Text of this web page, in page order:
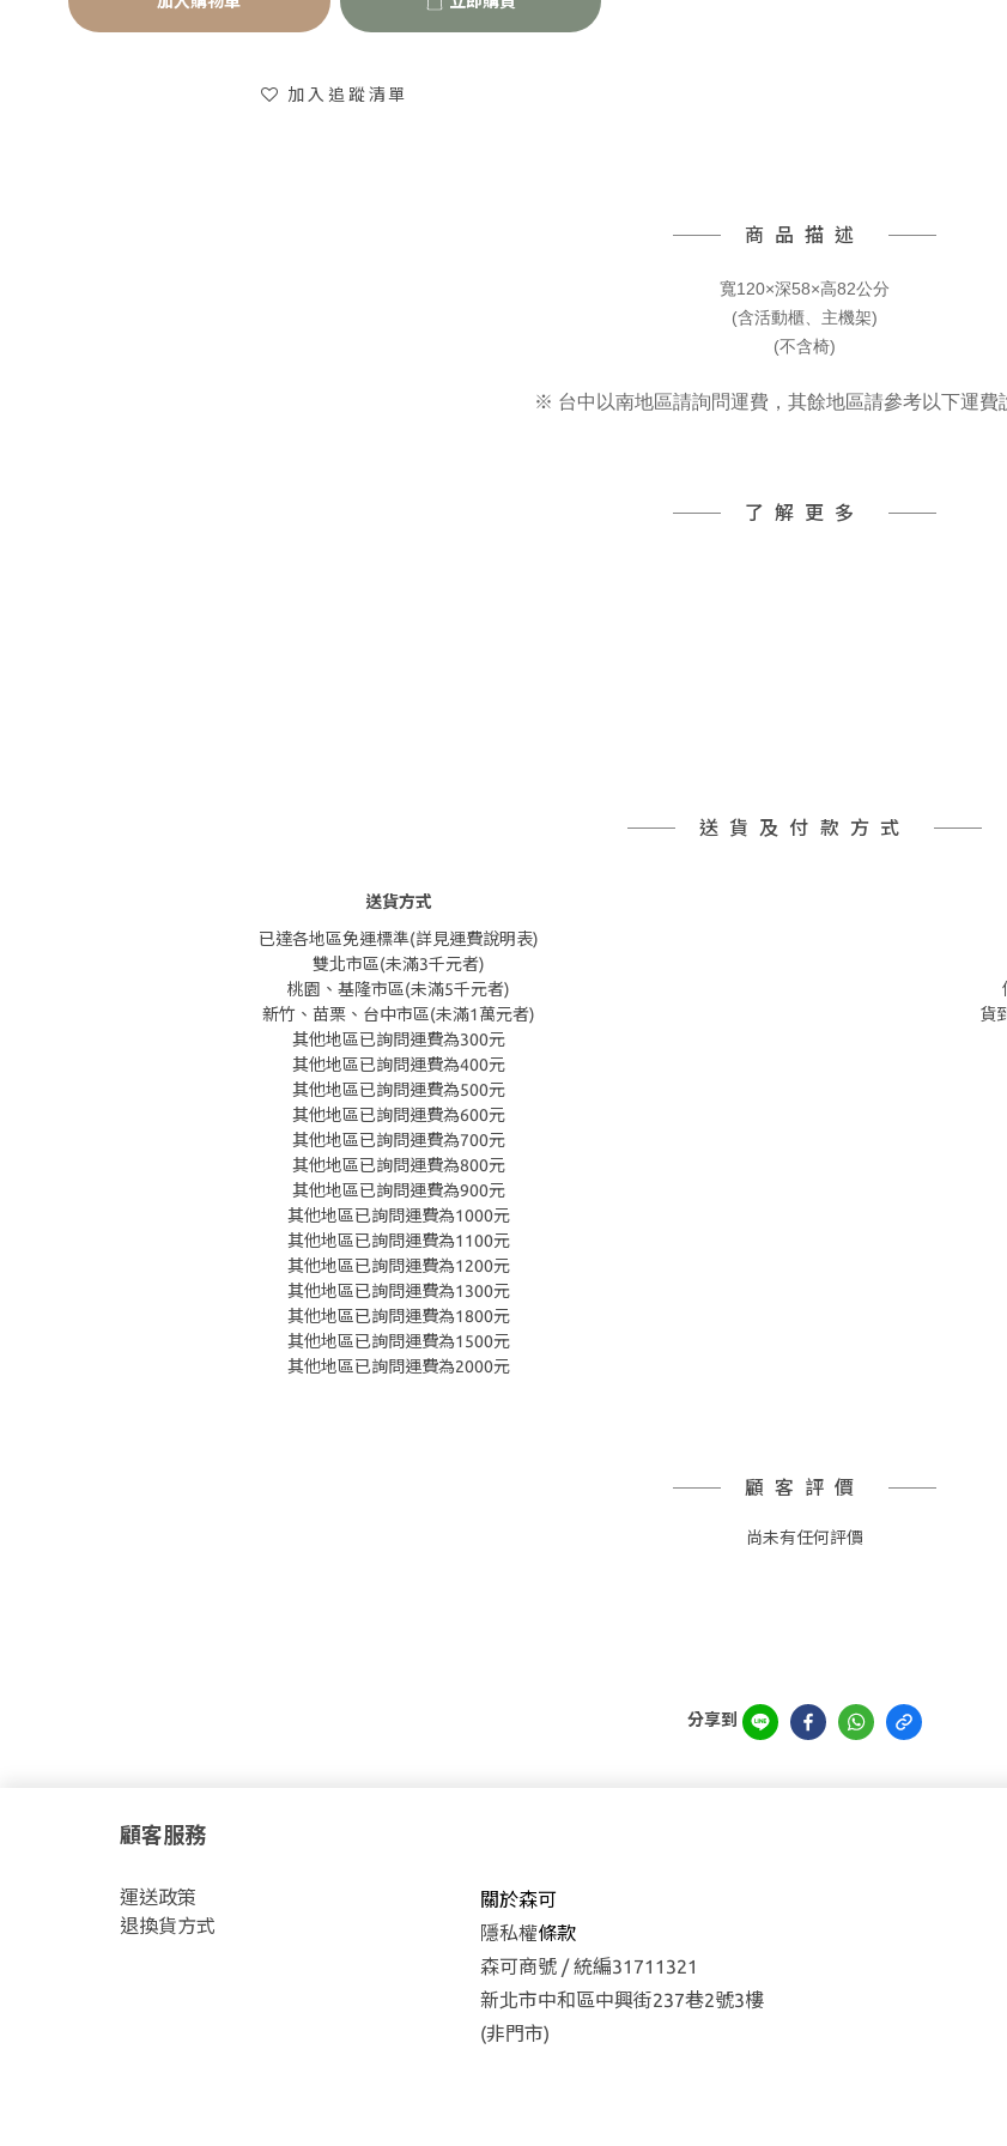
加入追蹤清單
商品描述
寬120×深58×高82公分
(含活動櫃、主機架)
(不含椅)
※ 台中以南地區請詢問運費，其餘地區請參考以下運費
了解更多
送貨及付款方式
送貨方式
已達各地區免運標準(詳見運費說明表)
雙北市區(未滿3千元者)
桃園、基隆市區(未滿5千元者)
新竹、苗栗、台中市區(未滿1萬元者)
其他地區已詢問運費為300元
其他地區已詢問運費為400元
其他地區已詢問運費為500元
其他地區已詢問運費為600元
其他地區已詢問運費為700元
其他地區已詢問運費為800元
其他地區已詢問運費為900元
其他地區已詢問運費為1000元
其他地區已詢問運費為1100元
其他地區已詢問運費為1200元
其他地區已詢問運費為1300元
其他地區已詢問運費為1800元
其他地區已詢問運費為1500元
其他地區已詢問運費為2000元
貨
顧客評價
尚未有任何評價
分享到
顧客服務
運送政策
退換貨方式
關於森可
隱私權條款
森可商號 / 統編31711321
新北市中和區中興街237巷2號3樓
(非門市)